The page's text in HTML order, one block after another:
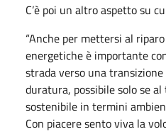
C’è poi un altro aspetto su
“Anche per mettersi al
energetiche è importante
strada verso una
duratura, possibile solo se
sostenibile in termini
Con piacere sento viva la